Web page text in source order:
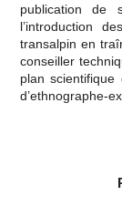
publication de
l’introduction
transalpin en
conseiller
plan
d’ethnographe-